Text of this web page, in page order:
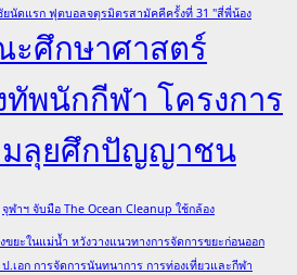
ยนัดแรก ฟุตบอลจตุรมิตรสามัคคีครั้งที่ 31 "สี่พี่น้อง
ศึกษาศาสตร์
พนักกีฬา โครงการ
มลุยศึกปัญญาชน
จุฬาฯ จับมือ The Ocean Cleanup ใช้กล้อง
ยะในแม่น้ำ หวังวางแนวทางการจัดการขยะก่อนออก
เอก การจัดการนันทนาการ การท่องเที่ยวและกีฬา